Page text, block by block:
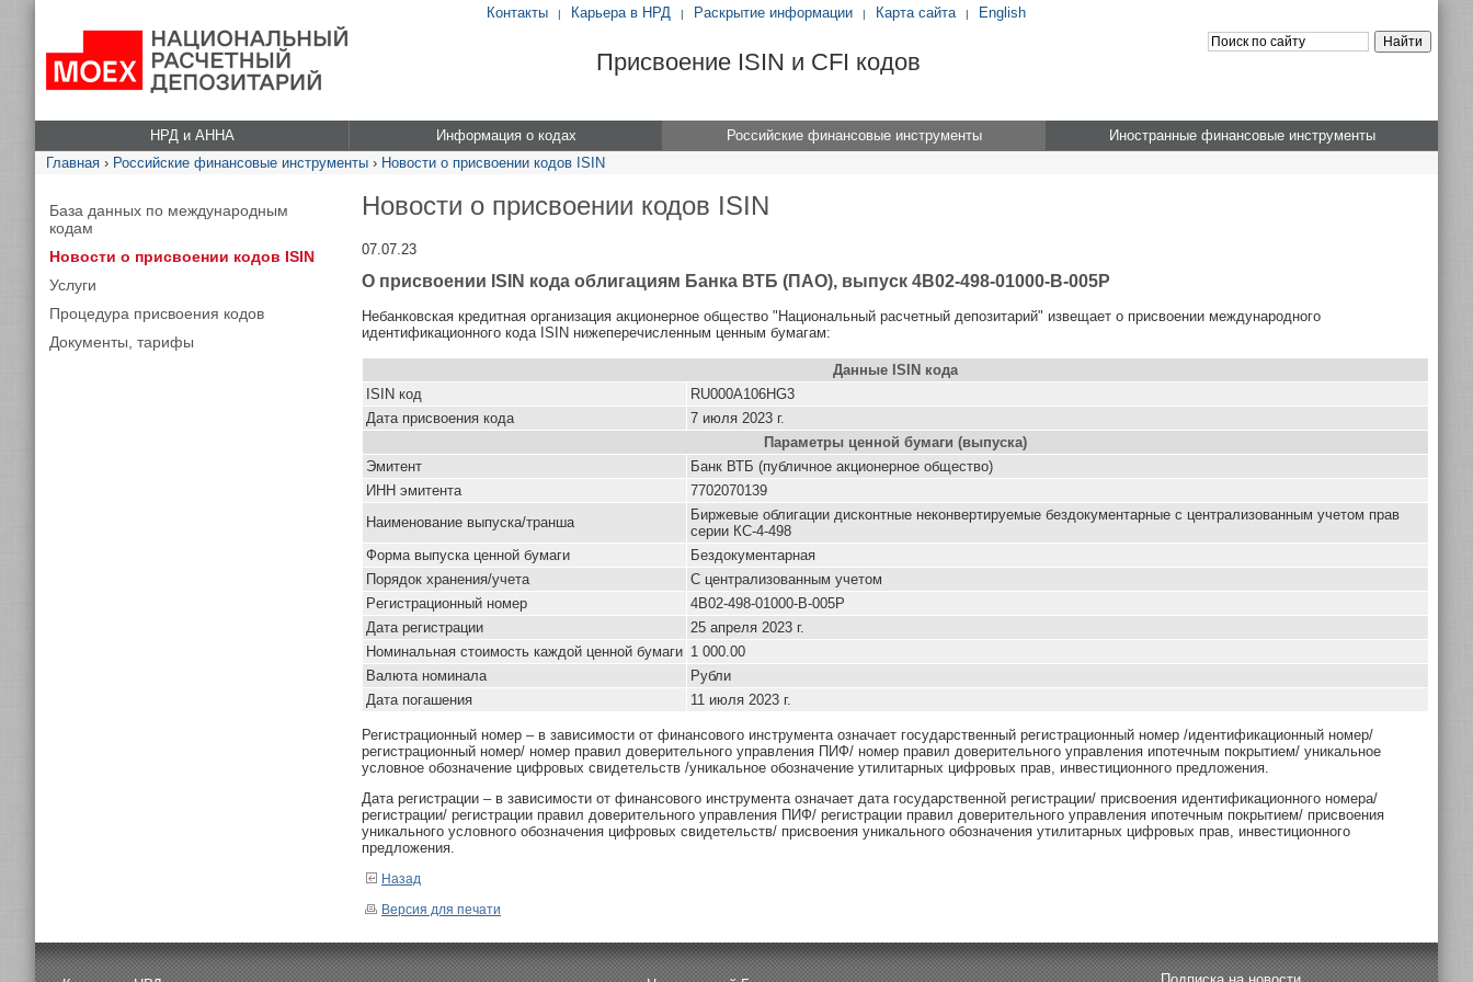
Контакты | Карьера в НРД | Раскрытие информации | Карта сайта | English
Присвоение ISIN и CFI кодов
НРД и АННА Информация о кодах Российские финансовые инструменты
Иностранные финансовые инструменты
Главная › Российские финансовые инструменты › Новости о присвоении кодов ISIN
База данных по международным
кодам
Новости о присвоении кодов ISIN
Услуги
Процедура присвоения кодов
Документы, тарифы
Новости о присвоении кодов ISIN
07.07.23
О присвоении ISIN кода облигациям Банка ВТБ (ПАО), выпуск 4B02-498-01000-B-005P
Небанковская кредитная организация акционерное общество "Национальный расчетный депозитарий" извещает о присвоении международного
идентификационного кода ISIN нижеперечисленным ценным бумагам:
Данные ISIN кода
ISIN код
RU000A106HG3
Дата присвоения кода
7 июля 2023 г.
Параметры ценной бумаги (выпуска)
Эмитент
Банк ВТБ (публичное акционерное общество)
ИНН эмитента
7702070139
Наименование выпуска/транша
Биржевые облигации дисконтные неконвертируемые бездокументарные с централизованным учетом прав
серии КС-4-498
Форма выпуска ценной бумаги
Бездокументарная
Порядок хранения/учета
С централизованным учетом
Pегистрационный номер
4B02-498-01000-B-005P
Дата регистрации
25 апреля 2023 г.
Номинальная стоимость каждой ценной бумаги 1 000.00
Валюта номинала
Рубли
Дата погашения
11 июля 2023 г.
Регистрационный номер – в зависимости от финансового инструмента означает государственный регистрационный номер /идентификационный номер/
регистрационный номер/ номер правил доверительного управления ПИФ/ номер правил доверительного управления ипотечным покрытием/ уникальное
условное обозначение цифровых свидетельств /уникальное обозначение утилитарных цифровых прав, инвестиционного предложения.
Дата регистрации – в зависимости от финансового инструмента означает дата государственной регистрации/ присвоения идентификационного номера/
регистрации/ регистрации правил доверительного управления ПИФ/ регистрации правил доверительного управления ипотечным покрытием/ присвоения
уникального условного обозначения цифровых свидетельств/ присвоения уникального обозначения утилитарных цифровых прав, инвестиционного
предложения.
Назад
Версия для печати